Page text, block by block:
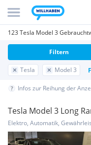
123 Tesla Model 3
Tesla Model 3
Filtern
Infos zur Reihung der
Tesla Model 3 Long
Elektro, Automatik,